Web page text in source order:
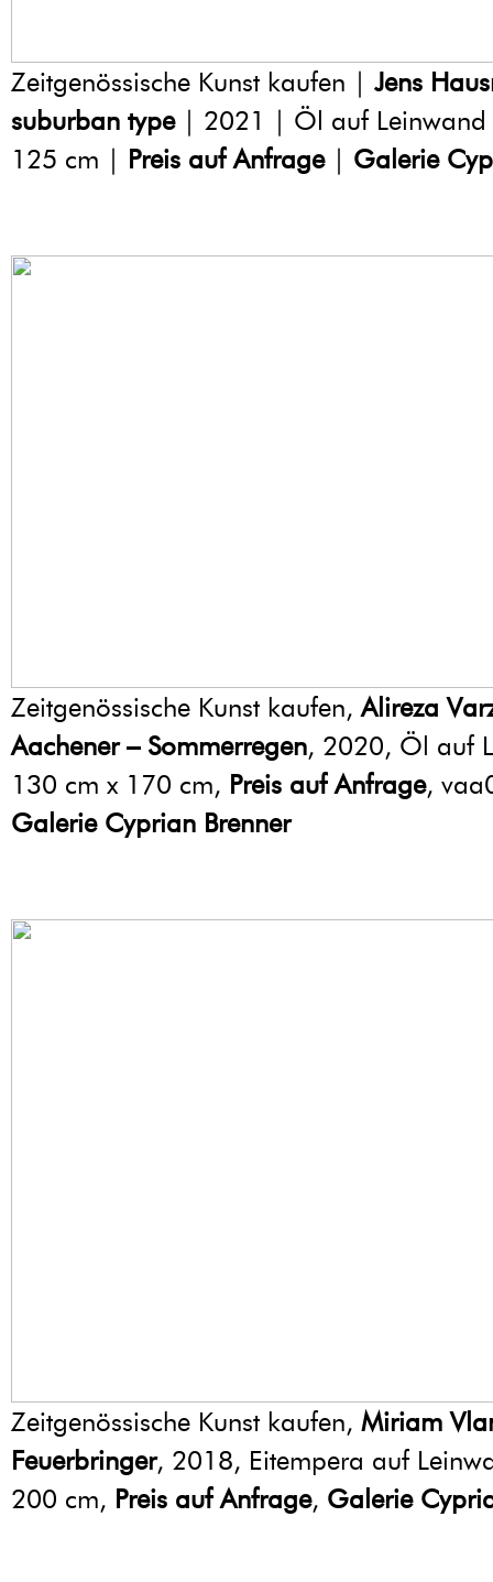
Zeitgenössische Kunst kaufen | Jens
suburban type | 2021 | Öl auf
125 cm | Preis auf Anfrage| Galerie
Zeitgenössische Kunst kaufen,Alireza
Aachener – Sommerregen, 2020, Öl auf
130 cm x 170 cm, Preis auf Anfrage,
Galerie Cyprian Brenner
Zeitgenössische Kunst kaufen, Miriam
Feuerbringer, 2018, Eitempera auf
200 cm, Preis auf Anfrage, Galerie